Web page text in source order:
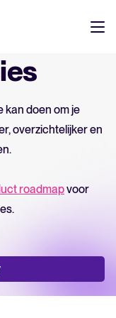
betere beslissingen in
kan doen om je
overzichtelijker en
roadmapvoor